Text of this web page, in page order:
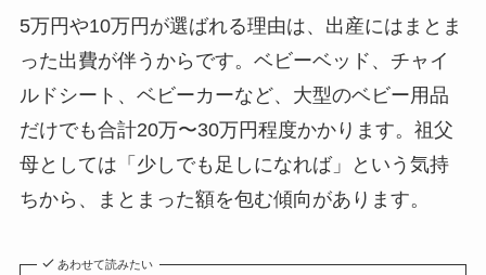
5万円や10万円が選ばれる理由は、出産にはまとま
った出費が伴うからです。ベビーベッド、チャイ
ルドシート、ベビーカーなど、大型のベビー用品
だけでも合計20万〜30万円程度かかります。祖父
母としては「少しでも足しになれば」という気持
ちから、まとまった額を包む傾向があります。
あわせて読みたい